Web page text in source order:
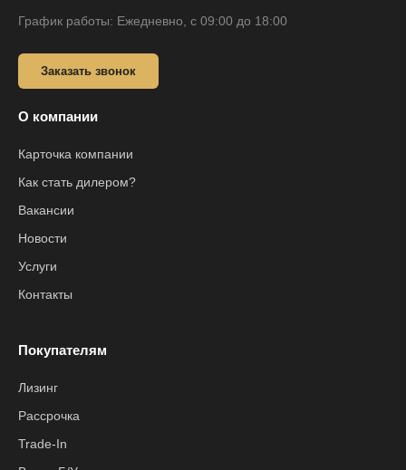
График работы: Ежедневно, с 09:00 до 18:00
Заказать звонок
О компании
Карточка компании
Как стать дилером?
Вакансии
Новости
Услуги
Контакты
Покупателям
Лизинг
Рассрочка
Trade-In